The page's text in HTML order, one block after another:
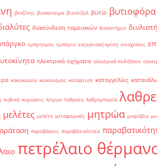
βενζίνης βιοκαύσιμα βιοντίζελ βυτίο βυτιοφόρα
διασύνδεση ταμειακών δικαστήριο
εμπρησμός εμπόριο ενεργειακή κρίση ενισχύσεις
ηλεκτρικά οχήματα ηλεκτρικά ποδήλατα
κακοκαιρία κανονισμός κατάρτιση καταγγελίες
κυβικά κυρώσεις λίτρων λαθραία λαθρεμπορία
μελέτες μελέτη μεταφορικές μητρώα μικρόβια
παραβάσεις παραβάτικότητα
πετρέλαιο